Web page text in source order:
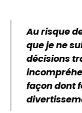
Au risque
que je ne
décisions
façon dont